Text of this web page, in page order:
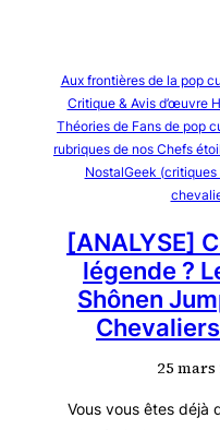
Aux frontières de la pop
Critique & Avis d’œuvre
Théories de Fans de pop
rubriques de nos Chefs
NostalGeek
[ANALYSE]
légende ?
Shônen
25 mars
Vous vous êtes déjà